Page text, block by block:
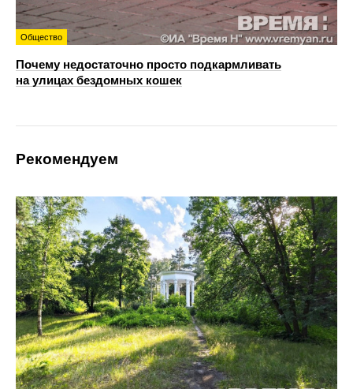
Общество
Почему недостаточно просто подкармливать
на улицах бездомных кошек
Рекомендуем